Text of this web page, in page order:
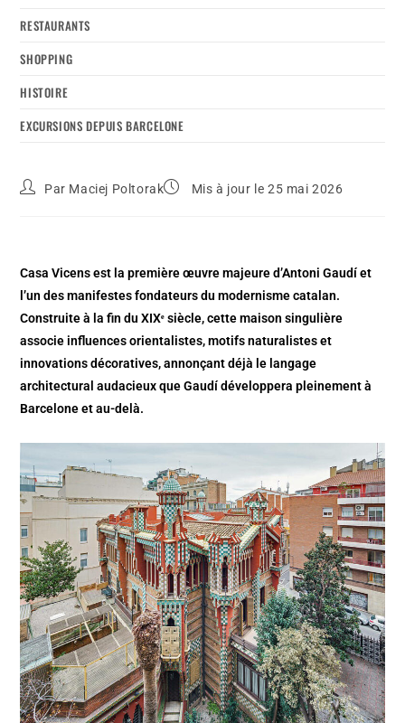
RESTAURANTS
SHOPPING
HISTOIRE
EXCURSIONS DEPUIS BARCELONE
Par Maciej Poltorak Mis à jour le 25 mai 2026
Casa Vicens est la première œuvre majeure d’Antoni Gaudí et
l’un des manifestes fondateurs du modernisme catalan.
Construite à la fin du XIXᵉ siècle, cette maison singulière
associe influences orientalistes, motifs naturalistes et
innovations décoratives, annonçant déjà le langage
architectural audacieux que Gaudí développera pleinement à
Barcelone et au-delà.